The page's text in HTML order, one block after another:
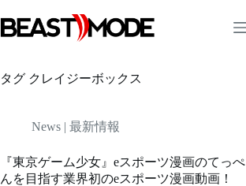
ン
テ
ツ
へ
プ
タグ クレイジーボックス
News | 最新情報
『東京ゲーム少女』eスポーツ漫画のてっぺ
んを目指す業界初のeスポーツ漫画動画！